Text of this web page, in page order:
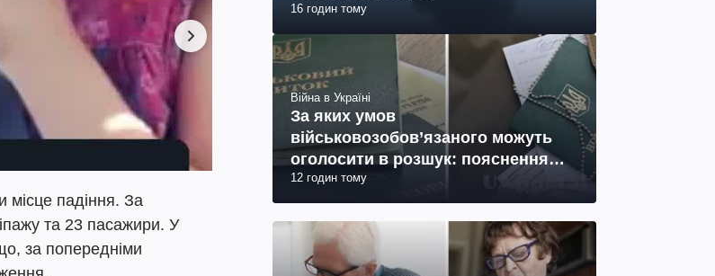
місце падіння. За
та 23 пасажири. У
за попередніми
16 годин тому
Війна в Україні
За яких умов
військовозобов’язаного можуть
оголосити в розшук: пояснення
юриста
12 годин тому